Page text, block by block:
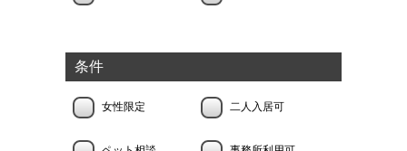
条件
女性限定 二人入居可